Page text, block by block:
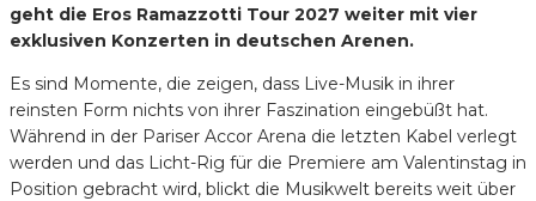
geht die Eros Ramazzotti Tour 2027 weiter mit vier
exklusiven Konzerten in deutschen Arenen.
Es sind Momente, die zeigen, dass Live-Musik in ihrer
reinsten Form nichts von ihrer Faszination eingebüßt hat.
Während in der Pariser Accor Arena die letzten Kabel verlegt
werden und das Licht-Rig für die Premiere am Valentinstag in
Position gebracht wird, blickt die Musikwelt bereits weit über